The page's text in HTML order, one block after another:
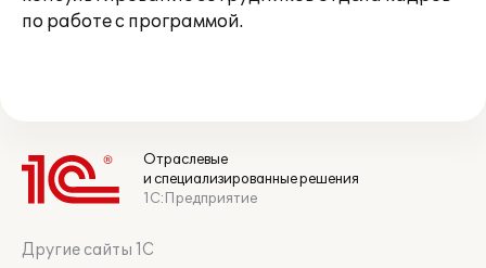
по работе с программой.
Отраслевые
и специализированные решения
1С:Предприятие
Другие сайты 1С